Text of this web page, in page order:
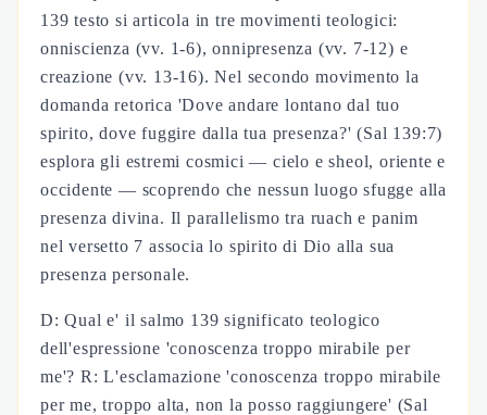
139 testo si articola in tre movimenti teologici:
onniscienza (vv. 1-6), onnipresenza (vv. 7-12) e
creazione (vv. 13-16). Nel secondo movimento la
domanda retorica 'Dove andare lontano dal tuo
spirito, dove fuggire dalla tua presenza?' (Sal 139:7)
esplora gli estremi cosmici — cielo e sheol, oriente e
occidente — scoprendo che nessun luogo sfugge alla
presenza divina. Il parallelismo tra ruach e panim
nel versetto 7 associa lo spirito di Dio alla sua
presenza personale.
D: Qual e' il salmo 139 significato teologico
dell'espressione 'conoscenza troppo mirabile per
me'? R: L'esclamazione 'conoscenza troppo mirabile
per me, troppo alta, non la posso raggiungere' (Sal